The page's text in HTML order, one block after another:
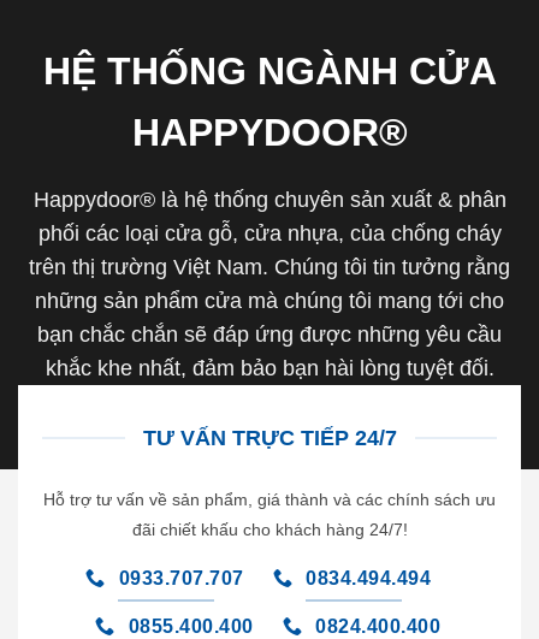
HỆ THỐNG NGÀNH CỬA
HAPPYDOOR®
Happydoor® là hệ thống chuyên sản xuất & phân
phối các loại cửa gỗ, cửa nhựa, của chống cháy
trên thị trường Việt Nam. Chúng tôi tin tưởng rằng
những sản phẩm cửa mà chúng tôi mang tới cho
bạn chắc chắn sẽ đáp ứng được những yêu cầu
khắc khe nhất, đảm bảo bạn hài lòng tuyệt đối.
TƯ VẤN TRỰC TIẾP 24/7
Hỗ trợ tư vấn về sản phẩm, giá thành và các chính sách ưu
đãi chiết khấu cho khách hàng 24/7!
0933.707.707 0834.494.494
0855.400.400 0824.400.400